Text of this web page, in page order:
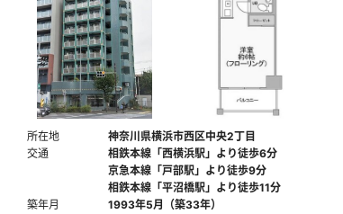
所在地
神奈川県横浜市西区中央2丁目
交通
相鉄本線「西横浜駅」より徒歩6分
京急本線「戸部駅」より徒歩9分
相鉄本線「平沼橋駅」より徒歩11分
築年月
1993年5月（築33年）